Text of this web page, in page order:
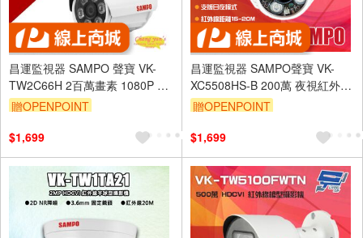
昌運監視器 SAMPO 聲寶 VK-
TW2C66H 2百萬畫素 1080P 紅
外線30M 攝影機 監視器
贈OPENPOINT
$1,699
昌運監視器 SAMPO聲寶 VK-
XC5508HS-B 200萬 夜視紅外線
半球攝影機(以VK-TW2C65H出
贈OPENPOINT
$1,699